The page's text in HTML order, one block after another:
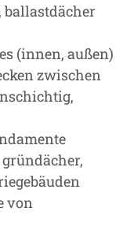
ballastdächer
(innen, außen)
zwischen
von